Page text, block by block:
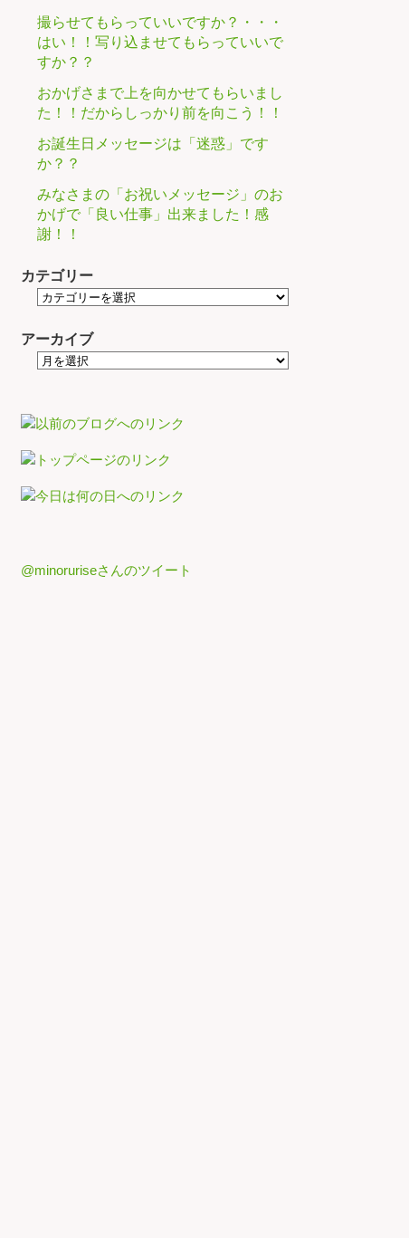
撮らせてもらっていいですか？・・・
はい！！写り込ませてもらっていいで
すか？？
おかげさまで上を向かせてもらいまし
た！！だからしっかり前を向こう！！
お誕生日メッセージは「迷惑」です
か？？
みなさまの「お祝いメッセージ」のお
かげで「良い仕事」出来ました！感
謝！！
カテゴリー
アーカイブ
@minoruriseさんのツイート